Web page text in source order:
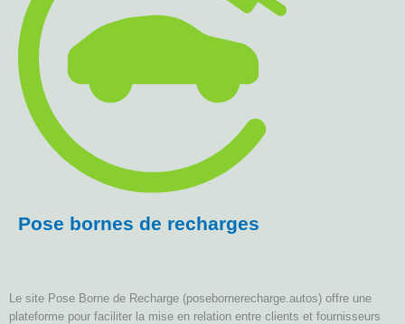
Pose bornes de recharges
Le site Pose Borne de Recharge (posebornerecharge.autos) offre une
plateforme pour faciliter la mise en relation entre clients et fournisseurs